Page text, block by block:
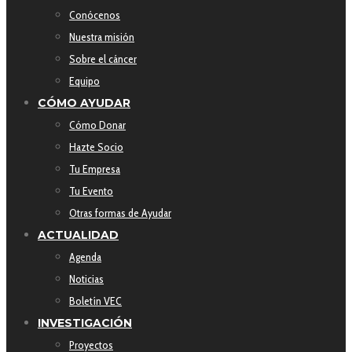
Conócenos
Nuestra misión
Sobre el cáncer
Equipo
CÓMO AYUDAR
Cómo Donar
Hazte Socio
Tu Empresa
Tu Evento
Otras formas de Ayudar
ACTUALIDAD
Agenda
Noticias
Boletín VEC
INVESTIGACIÓN
Proyectos